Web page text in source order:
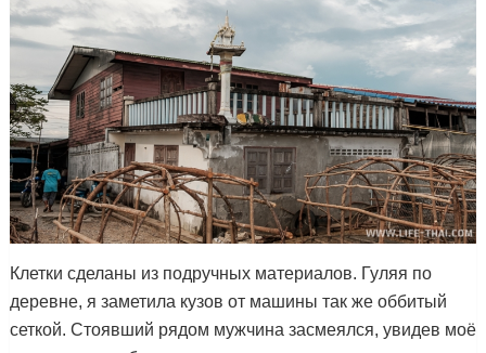
Клетки сделаны из подручных материалов. Гуляя по
деревне, я заметила кузов от машины так же оббитый
сеткой. Стоявший рядом мужчина засмеялся, увидев моё